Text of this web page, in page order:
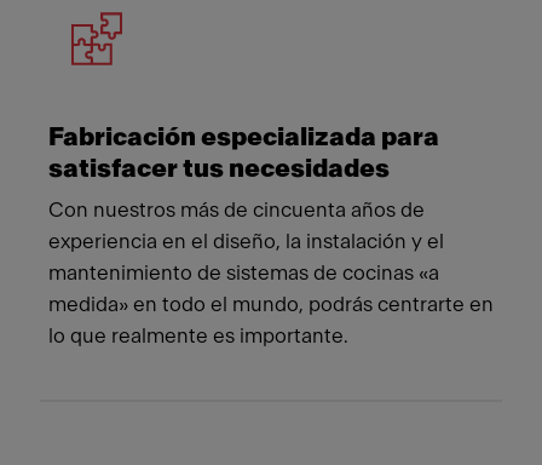
Fabricación especializada para
satisfacer tus necesidades
Con nuestros más de cincuenta años de
experiencia en el diseño, la instalación y el
mantenimiento de sistemas de cocinas «a
medida» en todo el mundo, podrás centrarte en
lo que realmente es importante.